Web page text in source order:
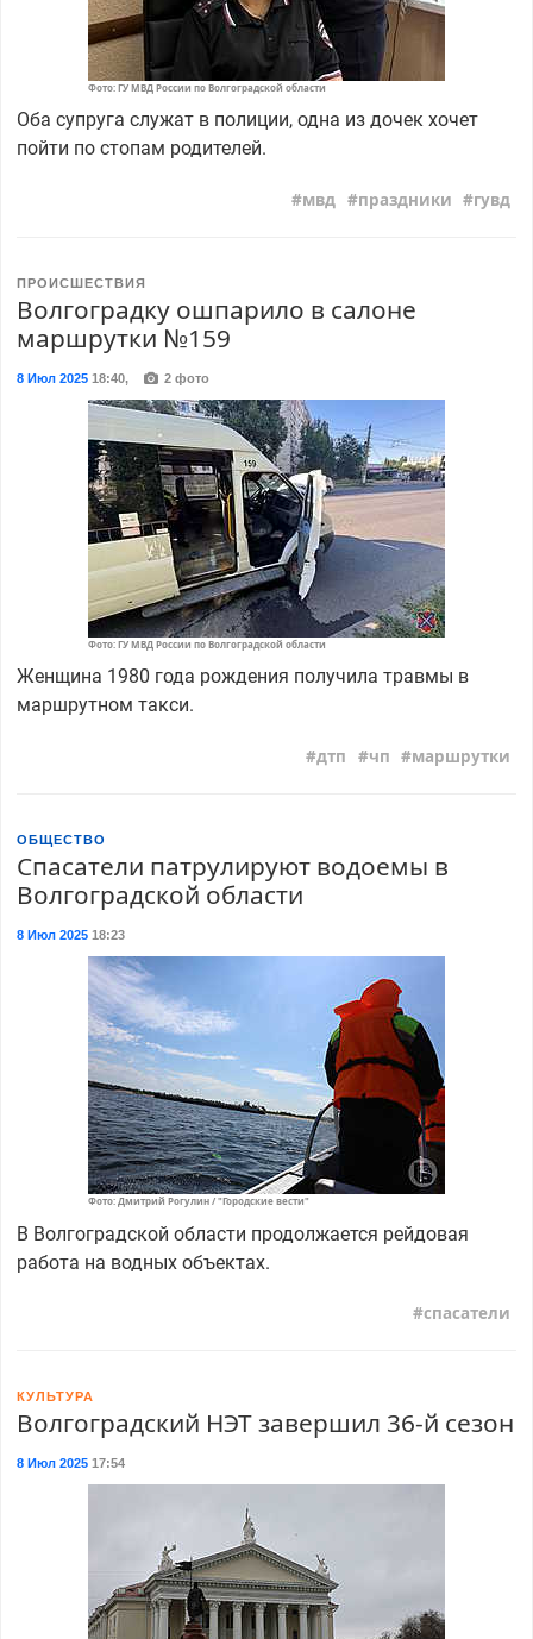
Фото: ГУ МВД России по Волгоградской области
Оба супруга служат в полиции, одна из дочек хочет
пойти по стопам родителей.
мвд праздники гувд
ПРОИСШЕСТВИЯ
Волгоградку ошпарило в салоне
маршрутки №159
8 Июл 202518:40, 2 фото
Фото: ГУ МВД России по Волгоградской области
Женщина 1980 года рождения получила травмы в
маршрутном такси.
дтп чп маршрутки
ОБЩЕСТВО
Спасатели патрулируют водоемы в
Волгоградской области
8 Июл 202518:23
Фото: Дмитрий Рогулин / "Городские вести"
В Волгоградской области продолжается рейдовая
работа на водных объектах.
спасатели
КУЛЬТУРА
Волгоградский НЭТ завершил 36-й сезон
8 Июл 202517:54